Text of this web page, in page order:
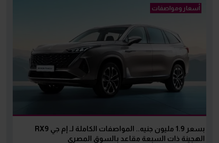
أسعار ومواصفات
بسعر 1.9 مليون جنيه.. المواصفات الكاملة لـ إم جي RX9
الهجينة ذات السبعة مقاعد بالسوق المصري